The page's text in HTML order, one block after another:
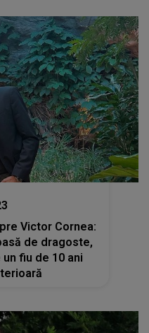
Victor Cornea:
de dragoste,
fiu de 10 ani